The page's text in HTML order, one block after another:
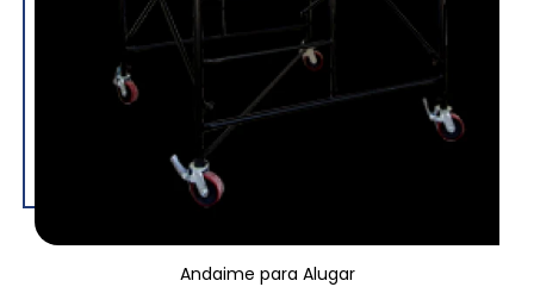
Andaime para Alugar